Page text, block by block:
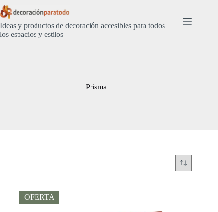
Saltar
al
contenido
Ideas y productos de decoración accesibles para todos
los espacios y estilos
Prisma
OFERTA